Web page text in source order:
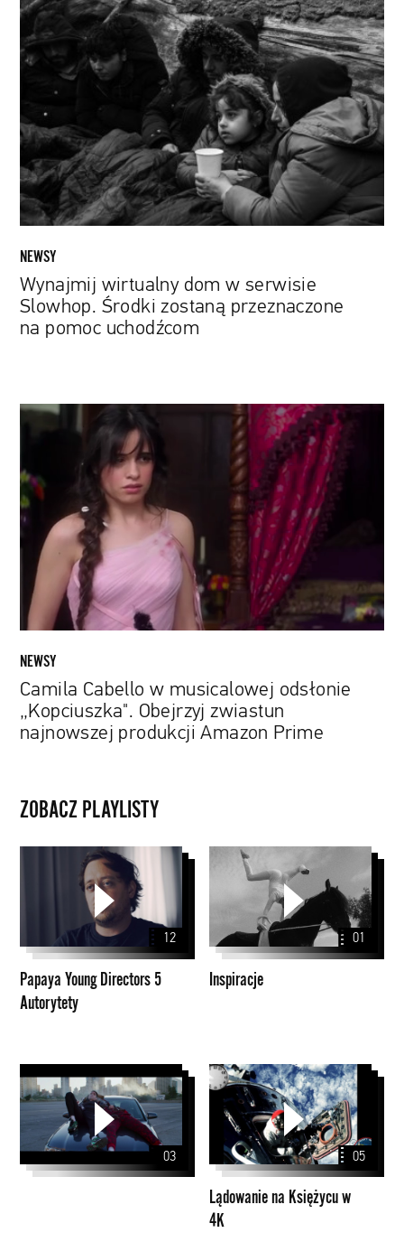
Wynajmij
wirtualny
dom
Slowhop.
Środki
zostaną
przeznaczone
na
pomoc
uchodźcom
NEWSY
Wynajmij wirtualny dom w serwisie
Slowhop. Środki zostaną przeznaczone
na pomoc uchodźcom
Camila
musicalowej
odsłonie
„Kopciuszka".
Obejrzyj
zwiastun
najnowszej
produkcji
Amazon
Prime
NEWSY
Camila Cabello w musicalowej odsłonie
„Kopciuszka". Obejrzyj zwiastun
najnowszej produkcji Amazon Prime
ZOBACZ PLAYLISTY
Autorytety
12
Papaya Young Directors 5
Autorytety
Inspiracje
01
Inspiracje
03
Lądowanie
Księżycu
05
Lądowanie na Księżycu w
4K